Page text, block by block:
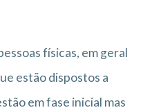
físicas, em geral
estão dispostos a
em fase inicial mas